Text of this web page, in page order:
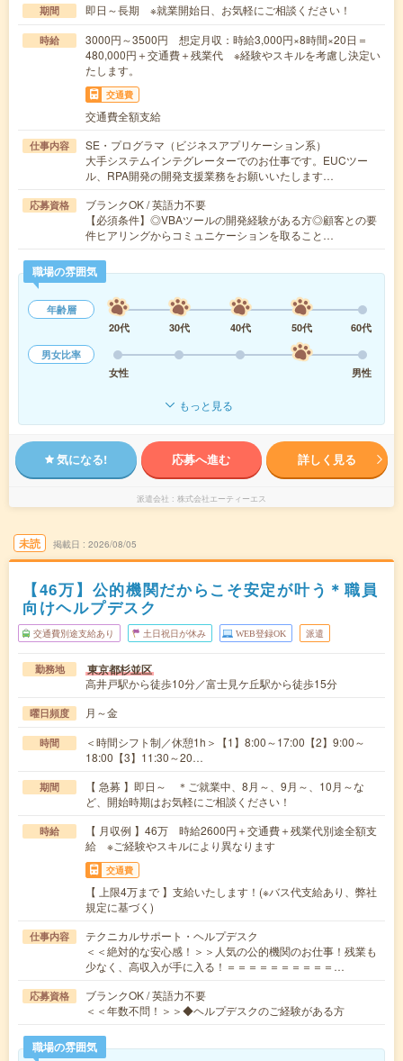
期間 即日～長期 ※就業開始日、お気軽にご相談ください！
時給
3000円～3500円 想定月収：時給3,000円×8時間×20日＝
480,000円＋交通費＋残業代 ※経験やスキルを考慮し決定い
たします。
交通費
交通費全額支給
仕事内容
SE・プログラマ（ビジネスアプリケーション系）
大手システムインテグレーターでのお仕事です。EUCツー
ル、RPA開発の開発支援業務をお願いいたします…
応募資格
ブランクOK / 英語力不要
【必須条件】◎VBAツールの開発経験がある方◎顧客との要
件ヒアリングからコミュニケーションを取ること…
職場の雰囲気
年齢層
20代
30代 40代 50代
60代
男女比率
女性
男性
もっと見る
気になる! 応募へ進む 詳しく見る
派遣会社 株式会社エーティーエス
未読 掲載日 2026/08/05
【46万】公的機関だからこそ安定が叶う＊職員
向けヘルプデスク
交通費別途支給あり 土日祝日が休み WEB登録OK 派遣
勤務地 東京都杉並区
高井戸駅から徒歩10分／富士見ケ丘駅から徒歩15分
曜日頻度 月～金
時間
＜時間シフト制／休憩1h＞【1】8:00～17:00【2】9:00～
18:00【3】11:30～20…
期間
【 急募 】即日～ ＊ご就業中、8月～、9月～、10月～な
ど、開始時期はお気軽にご相談ください！
時給
【 月収例 】46万 時給2600円＋交通費＋残業代別途全額支
給 ※ご経験やスキルにより異なります
交通費
【 上限4万まで 】支給いたします！(※バス代支給あり、弊社
規定に基づく)
仕事内容
テクニカルサポート・ヘルプデスク
＜＜絶対的な安心感！＞＞人気の公的機関のお仕事！残業も
少なく、高収入が手に入る！＝＝＝＝＝＝＝＝＝＝…
応募資格
ブランクOK / 英語力不要
＜＜年数不問！＞＞◆ヘルプデスクのご経験がある方
職場の雰囲気